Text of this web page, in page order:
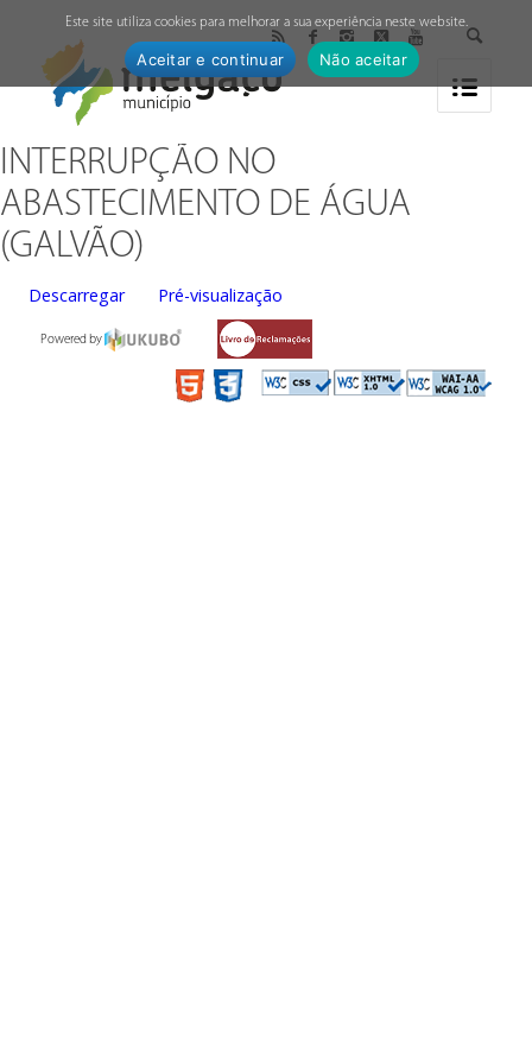
INTERRUPÇÃO NO
ABASTECIMENTO DE ÁGUA
(GALVÃO)
Descarregar Pré-visualização
Powered by
Este site utiliza cookies para melhorar a sua experiência neste website.
Aceitar e continuar Não aceitar